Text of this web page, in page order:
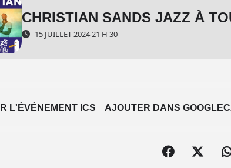
CHRISTIAN SANDS JAZZ À
15 JUILLET 2024 21 H 30
L'ÉVÉNEMENT ICS AJOUTER DANS